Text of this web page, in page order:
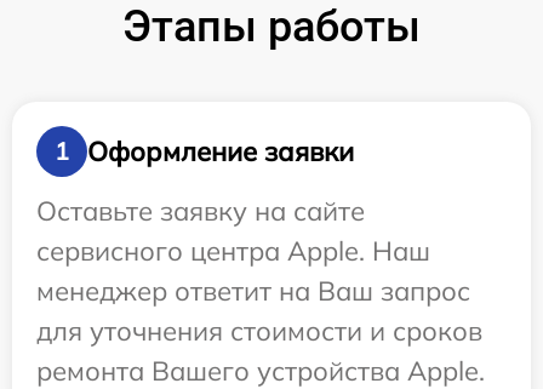
Этапы работы
1
Оформление заявки
Оставьте заявку на сайте
сервисного центра Apple. Наш
менеджер ответит на Ваш запрос
для уточнения стоимости и сроков
ремонта Вашего устройства Apple.